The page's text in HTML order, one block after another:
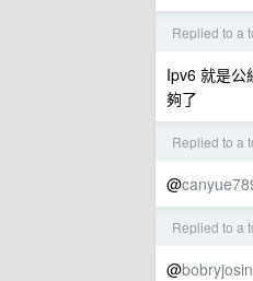
Replied to a
Ipv6 就是公
夠了
Replied to a
@
Replied to a
@bobryjosin